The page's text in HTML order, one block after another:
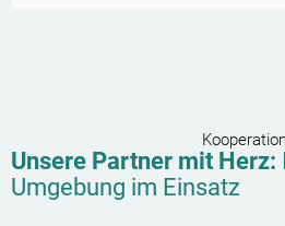
Unsere Partner mit Herz:
Umgebung im Einsatz